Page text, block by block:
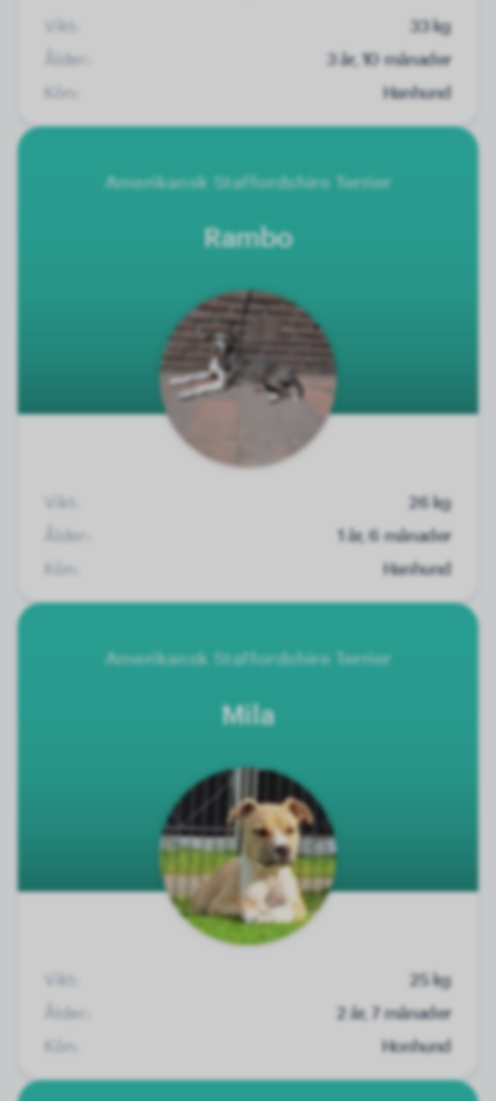
Vikt:
33 kg
Ålder:
3 år, 10 månader
Kön:
Hanhund
Amerikansk Staffordshire Terrier
Rambo
Vikt:
26 kg
Ålder:
1 år, 6 månader
Kön:
Hanhund
Amerikansk Staffordshire Terrier
Mila
Vikt:
25 kg
Ålder:
2 år, 7 månader
Kön:
Honhund